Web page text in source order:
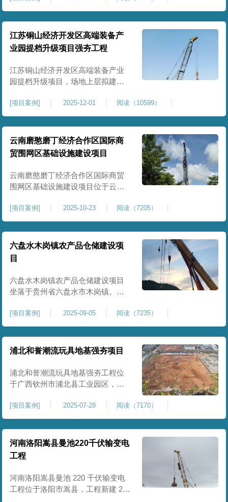
界围护结构稳定、提升场地整体建
设标准的前置关键工程，本项目强
夯处理总面积20000㎡，施工范围为
陆域堆场B区围墙沿线及配套场地。
原场地土层松散、回填不均、固结
程度差，地基承载力较低，且堆
江苏铜山经济开发区高端装备产
业园提档升级项目强夯工程
江苏铜山经济开发区高端装备产业
园提档升级项目，场地上层拟建厂
施。占地面积约130000㎡.项目采用
强夯工艺对地基进行加固处理，确
保处理后地基承载力特征值
≥100kPa、压实系数≥0.94、压缩模
量≥5MPa，工程实施后将有效提升
场地整体承载力与均匀性，消除不
均匀沉降隐患，为园区高端装备产
业项目
[项目案例] 2025-12-01 阅读（10599）
云南磨憨磨丁经济合作区国际商
贸围网区基础设施建设项目
云南磨憨磨丁经济合作区国际商贸
围网区基础设施建设项目位于云南
商贸、口岸监管、通关查验的重要
基础设施工程。项目建设内容主要
为场地地基处理，处理总面积约 5
万平方米，采用强夯加固施工工
艺，通过全场地强夯提升地基承载
力、消除不均匀沉降，满足围网区
后续建（构）筑物及重型作业场地
使
[项目案例] 2025-10-23 阅读（7205）
六盘水木岗镇农产品仓储建设项
目
六盘水木岗镇农产品仓储建设项目
坐落于贵州省六盘水市木岗镇。场
房、分拣车间、配套附属用房等设
施。项目原始场地为新建建设用
地，土层分布不均、土体松散、天
然固结程度较低，地基整体承载力
筑需长期承受货物堆放荷载，对地
基沉降稳定性、整体密实度要求较
[项目案例] 2025-09-05 阅读（7235）
浦北和誉潮流玩具地基强夯项目
浦北和誉潮流玩具地基强夯工程位
于广西钦州市浦北县工业园区，场
公及生活附属设施。原始场地为新
建园区待开发地块，土体回填不
均、土质松散、固结度不足，场地
承载力与整体均匀性较差，若直接
施工易出现地基不均匀沉降、地面
开裂、墙体变形等质量问题，无法
满足工业厂房长期荷载及规范建设
标
[项目案例] 2025-07-28 阅读（7170）
河南洛阳嵩县曼池220千伏输变电
工程
河南洛阳嵩县曼池 220 千伏输变电
工程位于洛阳市嵩县，工程新建 220